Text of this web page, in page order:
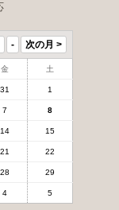
金 土
31 1
7 8
14 15
21 22
28 29
4 5